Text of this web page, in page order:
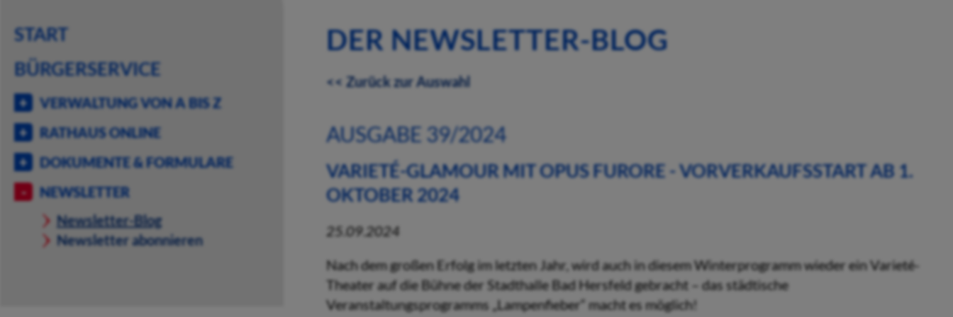
START
BÜRGERSERVICE
VERWALTUNG VON A BIS Z
RATHAUS ONLINE
DOKUMENTE & FORMULARE
NEWSLETTER
Newsletter-Blog
Newsletter abonnieren
DER NEWSLETTER-BLOG
<< Zurück zur Auswahl
AUSGABE 39/2024
VARIETÉ-GLAMOUR MIT OPUS FURORE - VORVERKAUFSSTART AB 1.
OKTOBER 2024
25.09.2024
Nach dem großen Erfolg im letzten Jahr, wird auch in diesem Winterprogramm wieder ein Varieté-
Theater auf die Bühne der Stadthalle Bad Hersfeld gebracht – das städtische
Veranstaltungsprogramms „Lampenfieber“ macht es möglich!